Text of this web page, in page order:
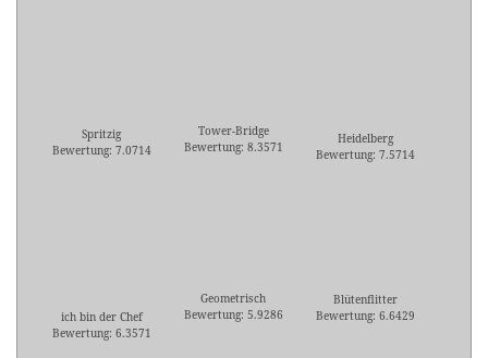
Spritzig
Bewertung: 7.0714
Tower-Bridge
Bewertung: 8.3571
Heidelberg
Bewertung: 7.5714
ich bin der Chef
Bewertung: 6.3571
Geometrisch
Bewertung: 5.9286
Blütenflitter
Bewertung: 6.6429